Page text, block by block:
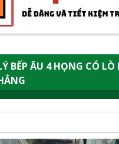
BẾP ÂU 4 HỌNG CÓ